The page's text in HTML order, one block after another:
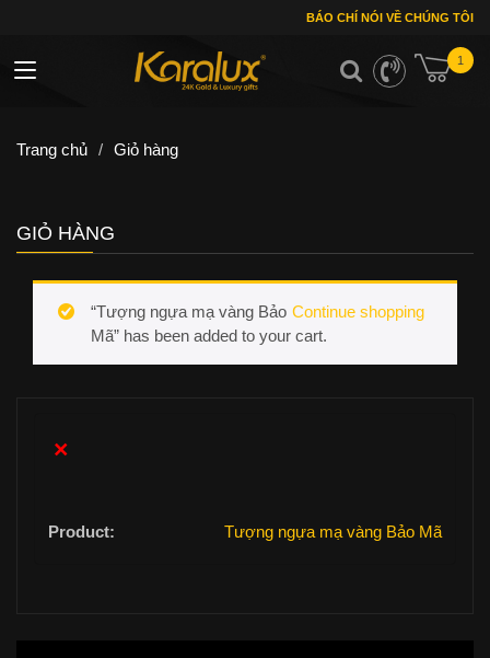
BÁO CHÍ NÓI VỀ CHÚNG TÔI
1
Toggle navigation
Trang chủ / Giỏ hàng
GIỎ HÀNG
Continue shopping
“Tượng ngựa mạ vàng Bảo
Mã” has been added to your cart.
×
Tượng ngựa mạ vàng Bảo Mã